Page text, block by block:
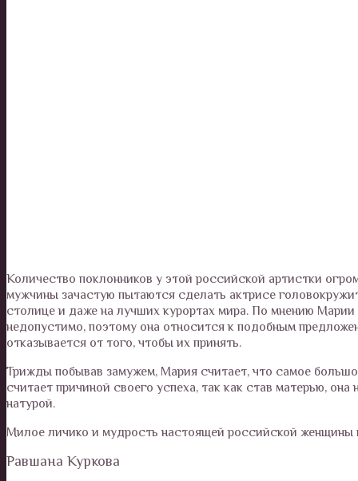
Количество поклонников у этой российской артистки
мужчины зачастую пытаются сделать актрисе
столице и даже на лучших курортах мира. По мнению
недопустимо, поэтому она относится к подобным
отказывается от того, чтобы их принять.
Трижды побывав замужем, Мария считает, что самое
считает причиной своего успеха, так как став матерью,
натурой.
Милое личико и мудрость настоящей российской
Равшана Куркова